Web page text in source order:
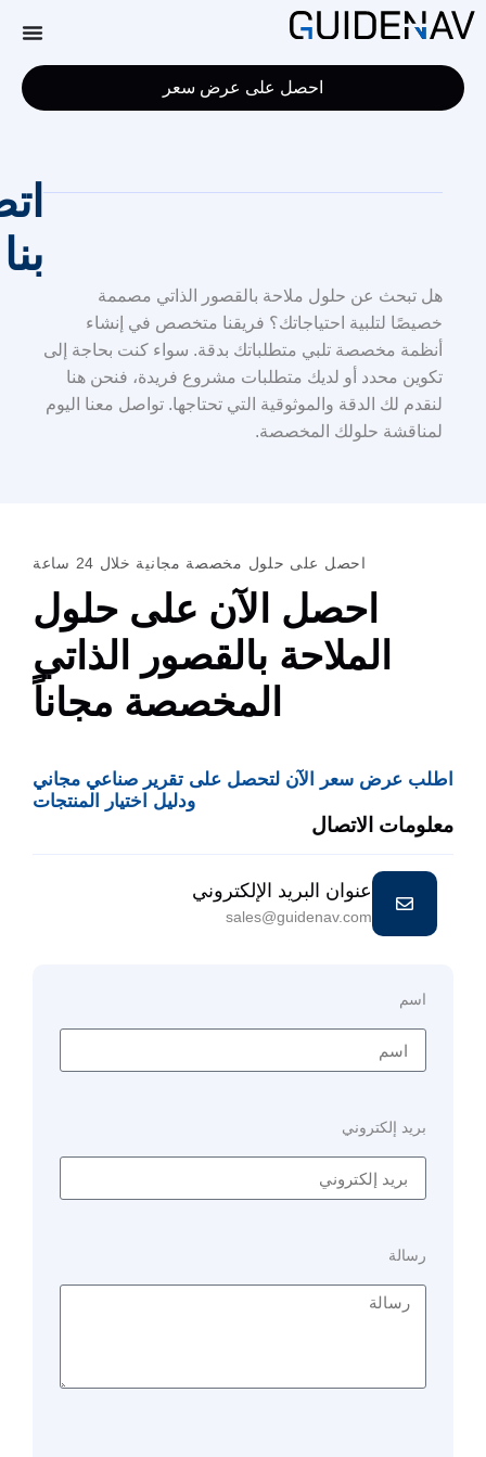
احصل على عرض سعر
اتصل
تبحث عن حلول ملاحة بالقصور الذاتي مصممة
لتلبية احتياجاتك؟ فريقنا متخصص في إنشاء
مخصصة تلبي متطلباتك بدقة. سواء كنت بحاجة إلى
محدد أو لديك متطلبات مشروع فريدة، فنحن هنا
لك الدقة والموثوقية التي تحتاجها. تواصل معنا اليوم
حلولك المخصصة.
احصل على حلول مخصصة مجانية خلال 24 ساعة
احصل الآن على حلول
الملاحة بالقصور الذاتي
المخصصة مجاناً
عرض سعر الآن لتحصل على تقرير صناعي مجاني
ودليل اختيار المنتجات
الاتصال
عنوان البريد الإلكتروني
sales@guidenav.com
بريد إلكتروني